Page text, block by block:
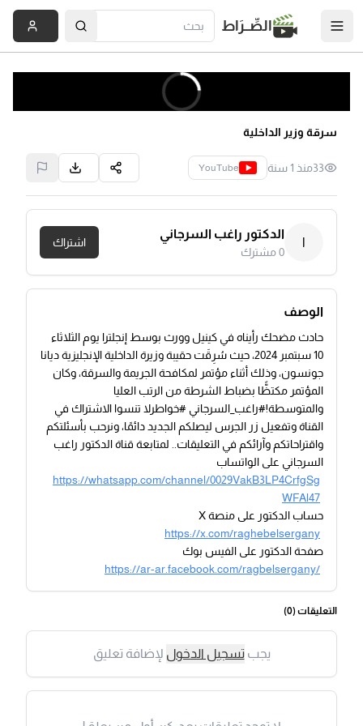
الصِّــرَاط
سرقة وزير الداخلية
33منذ 1 سنة YouTube
ا
الدكتور راغب السرجاني
0مشترك
اشتراك
الوصف
حادث مضحك رأيناه في كينيل وورث بوسط إنجلترا يوم الثلاثاء
10 سبتمبر 2024، حيث سُرِقَت حقيبة وزيرة الداخلية الإنجليزية ديانا
جونسون، وذلك أثناء مؤتمر لمكافحة الجريمة والسرقة، وكان
المؤتمر مكتظًّا بضباط الشرطة من الرتب العليا
والمتوسطة!#راغب_السرجاني #خواطرلا تنسوا الاشتراك في
القناة وتفعيل زر الجرس ليصلكم الجديد دائمًا، ونرحب بأسئلتكم
واقتراحاتكم وآرائكم في التعليقات.. لمتابعة قناة الدكتور راغب
السرجاني على الواتساب
https://whatsapp.com/channel/0029VakB3LP4CrfgSg
WFAl47
حساب الدكتور على منصة X
https://x.com/raghebelsergany
صفحة الدكتور على الفيس بوك
https://ar-ar.facebook.com/ragbelsergany/
التعليقات (0
)
يجبتسجيل الدخول لإضافة تعليق